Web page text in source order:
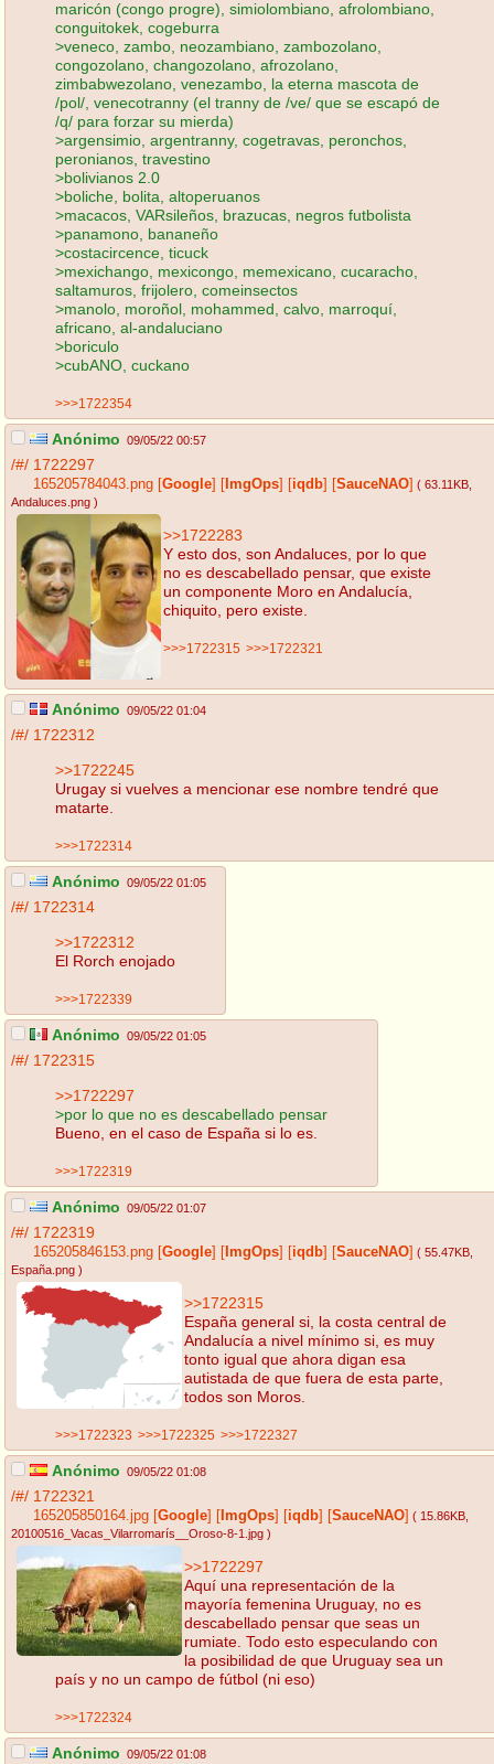
maricón (congo progre), simiolombiano, afrolombiano,
conguitokek, cogeburra
>veneco, zambo, neozambiano, zambozolano,
congozolano, changozolano, afrozolano,
zimbabwezolano, venezambo, la eterna mascota de
/pol/, venecotranny (el tranny de /ve/ que se escapó de
/q/ para forzar su mierda)
>argensimio, argentranny, cogetravas, peronchos,
peronianos, travestino
>bolivianos 2.0
>boliche, bolita, altoperuanos
>macacos, VARsileños, brazucas, negros futbolista
>panamono, bananeño
>costacircence, ticuck
>mexichango, mexicongo, memexicano, cucaracho,
saltamuros, frijolero, comeinsectos
>manolo, moroñol, mohammed, calvo, marroquí,
africano, al-andaluciano
>boriculo
>cubANO, cuckano
>>>1722354
Anónimo 09/05/22 00:57
/#/ 1722297
165205784043.png Google ImgOps iqdb SauceNAO ( 63.11KB
Andaluces.png )
>>1722283
Y esto dos, son Andaluces, por lo que
no es descabellado pensar, que existe
un componente Moro en Andalucía,
chiquito, pero existe.
>>>1722315 >>>1722321
Anónimo 09/05/22 01:04
/#/ 1722312
>>1722245
Urugay si vuelves a mencionar ese nombre tendré que
matarte.
>>>1722314
Anónimo 09/05/22 01:05
/#/ 1722314
>>1722312
El Rorch enojado
>>>1722339
Anónimo 09/05/22 01:05
/#/ 1722315
>>1722297
>por lo que no es descabellado pensar
Bueno, en el caso de España si lo es.
>>>1722319
Anónimo 09/05/22 01:07
/#/ 1722319
165205846153.png Google ImgOps iqdb SauceNAO ( 55.47KB
España.png )
>>1722315
España general si, la costa central de
Andalucía a nivel mínimo si, es muy
tonto igual que ahora digan esa
autistada de que fuera de esta parte,
todos son Moros.
>>>1722323 >>>1722325 >>>1722327
Anónimo 09/05/22 01:08
/#/ 1722321
165205850164.jpg Google ImgOps iqdb SauceNAO ( 15.86KB
20100516_Vacas_Vilarromarís__Oroso-8-1.jpg )
>>1722297
Aquí una representación de la
mayoría femenina Uruguay, no es
descabellado pensar que seas un
rumiate. Todo esto especulando con
la posibilidad de que Uruguay sea un
país y no un campo de fútbol (ni eso)
>>>1722324
Anónimo 09/05/22 01:08